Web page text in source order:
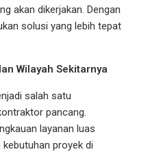
akan dikerjakan. Dengan
solusi yang lebih tepat
Wilayah Sekitarnya
salah satu
pancang.
layanan luas
proyek di